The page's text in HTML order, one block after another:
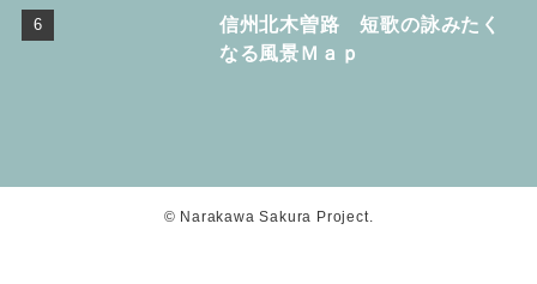
信州北木曽路 短歌の詠みたく
なる風景Ｍａｐ
© Narakawa Sakura Project.